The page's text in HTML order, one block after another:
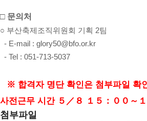
□ 문의처
○ 부산축제조직위원회 기획 2팀
- E-mail : glory50@bfo.or.kr
- Tel : 051-713-5037
※ 합격자 명단 확인은 첨부파일 확
사전근무 시간 ５／８ １５：００～
첨부파일